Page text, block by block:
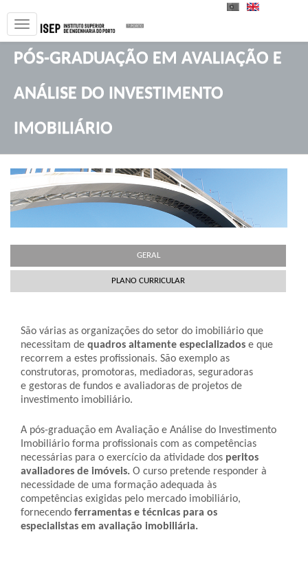
PT
PÓS-GRADUAÇÃO EM AVALIAÇÃO E
ANÁLISE DO INVESTIMENTO
IMOBILIÁRIO
GERAL
PLANO CURRICULAR
São várias as organizações do setor do imobiliário que
necessitam de quadros altamente especializados e que
recorrem a estes profissionais. São exemplo as
construtoras, promotoras, mediadoras, seguradoras
e gestoras de fundos e avaliadoras de projetos de
investimento imobiliário.
A pós-graduação em Avaliação e Análise do Investimento
Imobiliário forma profissionais com as competências
necessárias para o exercício da atividade dos peritos
avaliadores de imóveis. O curso pretende responder à
necessidade de uma formação adequada às
competências exigidas pelo mercado imobiliário,
fornecendo ferramentas e técnicas para os
especialistas em avaliação imobiliária.